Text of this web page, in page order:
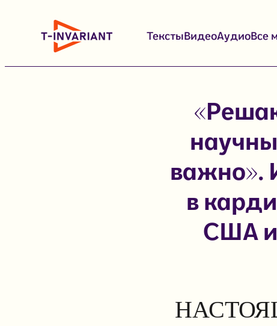
содержимому
ТекстыВидеоАудиоВсе
важно».
в
США и